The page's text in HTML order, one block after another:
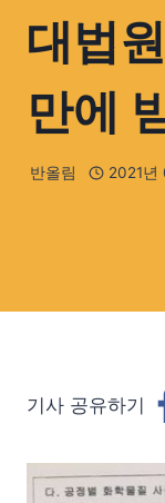
대법
만에
반올림 2021년
기사 공유하기